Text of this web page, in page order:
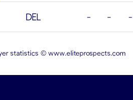
DEL - - -
statistics © www.eliteprospects.com